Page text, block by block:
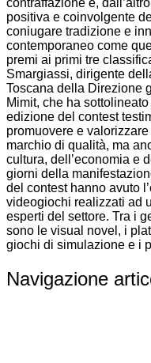
contraffazione e,
positiva e coinvolgente
coniugare tradizione e
contemporaneo come
premi ai primi tre
Smargiassi, dirigente
Toscana della Direzione
Mimit, che ha
edizione del contest
promuovere e
marchio di qualità, ma
cultura, dell’economia e
giorni della
del contest hanno avuto
videogiochi realizzati ad
esperti del settore. Tra i
sono le visual novel, i
giochi di simulazione e i
Navigazione